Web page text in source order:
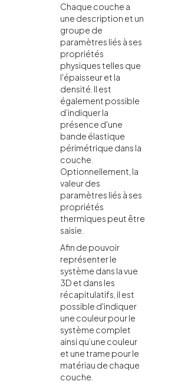
Chaque couche a
une description et un
groupe de
paramètres liés à ses
propriétés
physiques telles que
l'épaisseur et la
densité. Il est
également possible
d’indiquer la
présence d'une
bande élastique
périmétrique dans la
couche.
Optionnellement, la
valeur des
paramètres liés à ses
propriétés
thermiques peut être
saisie.
Afin de pouvoir
représenter le
système dans la vue
3D et dans les
récapitulatifs, il est
possible d'indiquer
une couleur pour le
système complet
ainsi qu’une couleur
et une trame pour le
matériau de chaque
couche.